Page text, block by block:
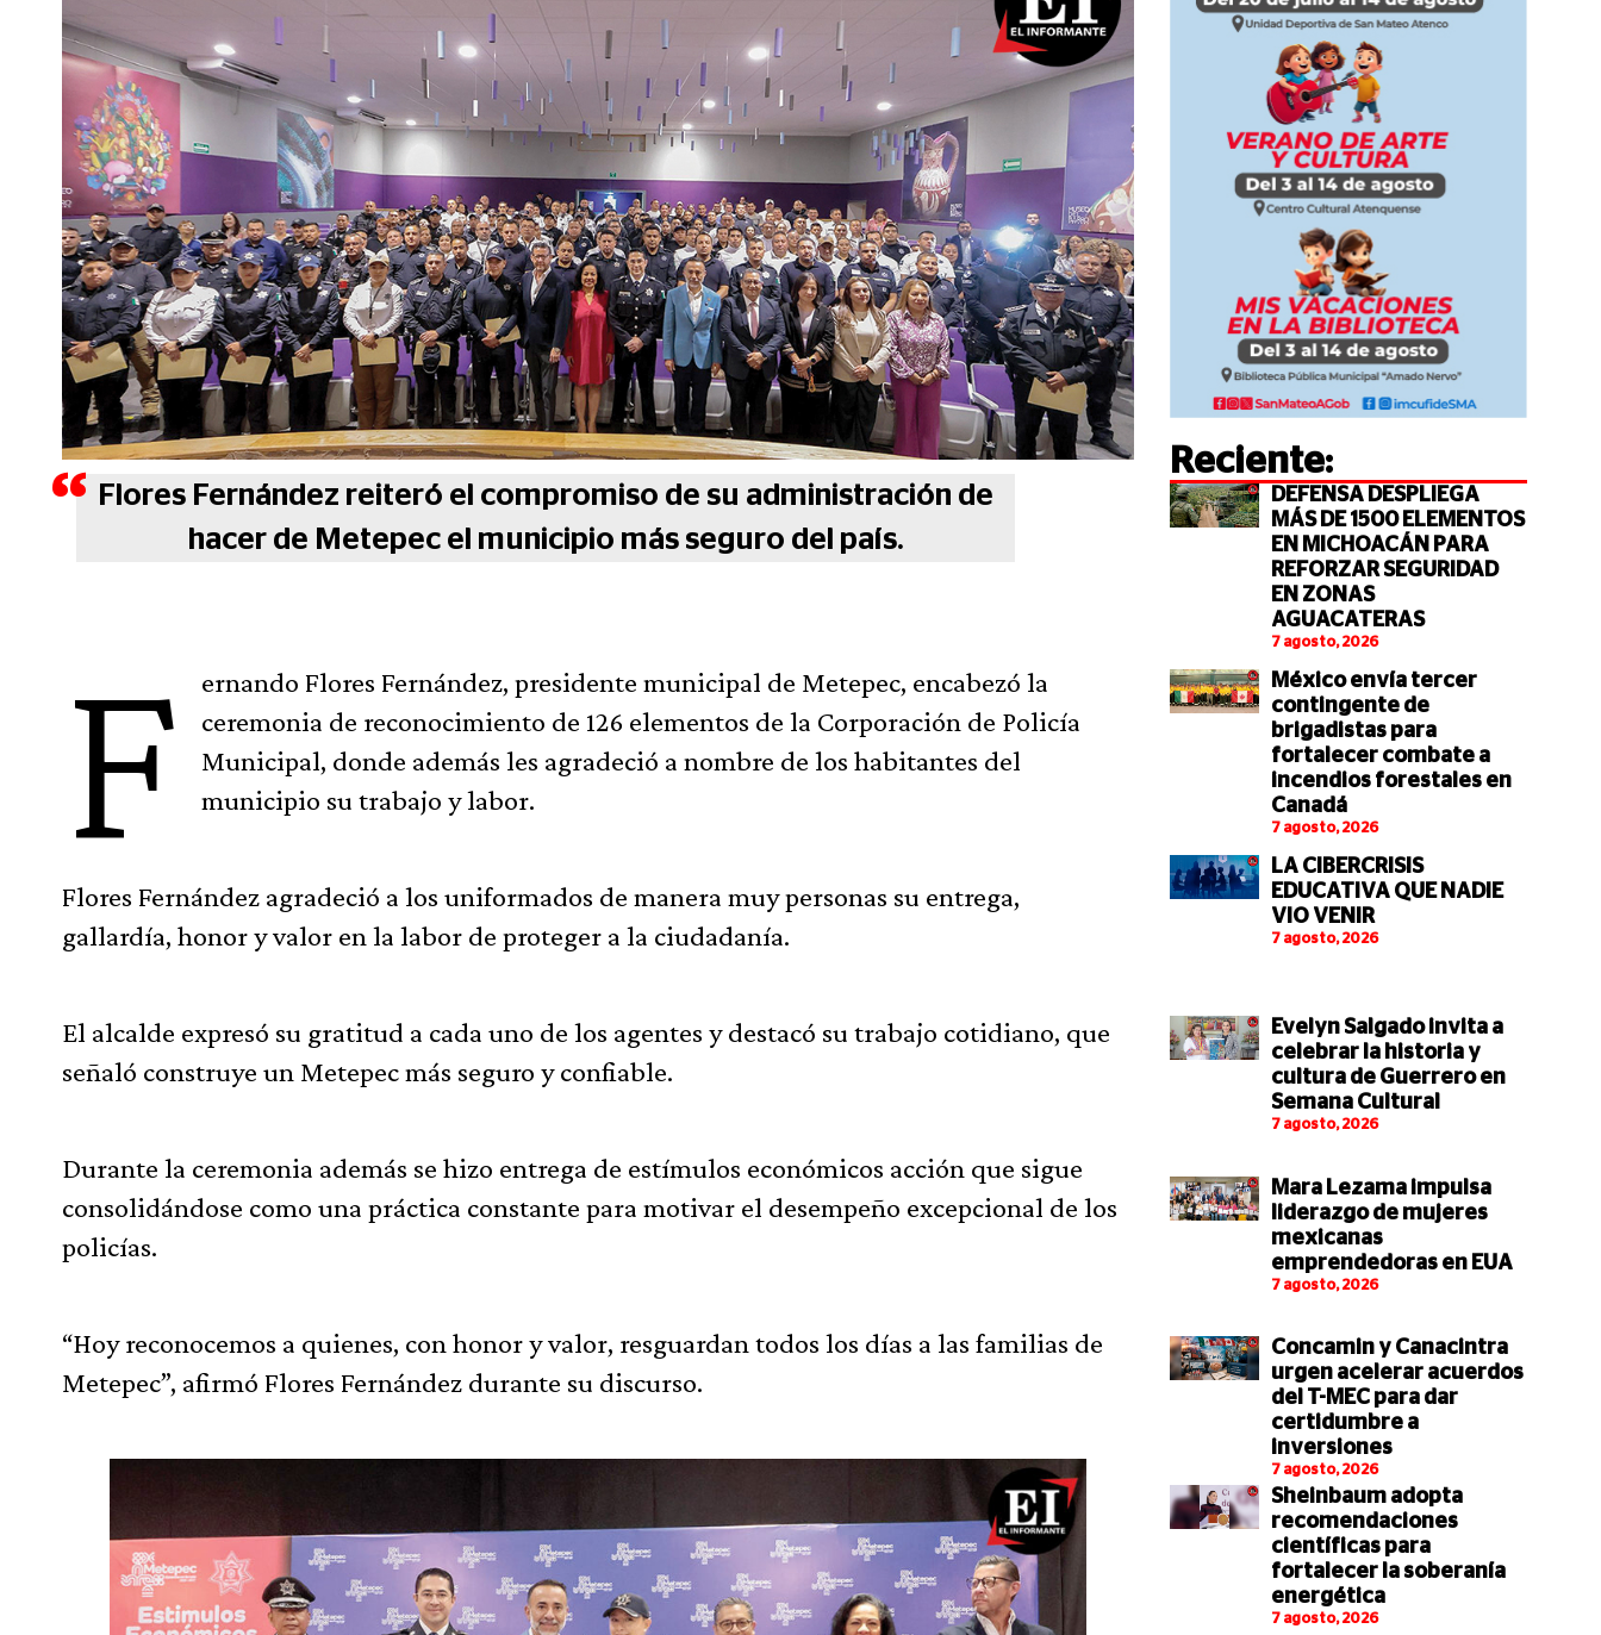
Flores Fernández reiteró el compromiso de su administración de
hacer de Metepec el municipio más seguro del país.
F
ernando Flores Fernández, presidente municipal de Metepec, encabezó la
ceremonia de reconocimiento de 126 elementos de la Corporación de Policía
Municipal, donde además les agradeció a nombre de los habitantes del
municipio su trabajo y labor.
Flores Fernández agradeció a los uniformados de manera muy personas su entrega,
gallardía, honor y valor en la labor de proteger a la ciudadanía.
El alcalde expresó su gratitud a cada uno de los agentes y destacó su trabajo cotidiano, que
señaló construye un Metepec más seguro y confiable.
Durante la ceremonia además se hizo entrega de estímulos económicos acción que sigue
consolidándose como una práctica constante para motivar el desempeño excepcional de los
policías.
“Hoy reconocemos a quienes, con honor y valor, resguardan todos los días a las familias de
Metepec”, afirmó Flores Fernández durante su discurso.
Reciente:
DEFENSA DESPLIEGA
MÁS DE 1500 ELEMENTOS
EN MICHOACÁN PARA
REFORZAR SEGURIDAD
EN ZONAS
AGUACATERAS
7 agosto, 2026
México envía tercer
contingente de
brigadistas para
fortalecer combate a
incendios forestales en
Canadá
7 agosto, 2026
LA CIBERCRISIS
EDUCATIVA QUE NADIE
VIO VENIR
7 agosto, 2026
Evelyn Salgado invita a
celebrar la historia y
cultura de Guerrero en
Semana Cultural
7 agosto, 2026
Mara Lezama impulsa
liderazgo de mujeres
mexicanas
emprendedoras en EUA
7 agosto, 2026
Concamin y Canacintra
urgen acelerar acuerdos
del T-MEC para dar
certidumbre a
inversiones
7 agosto, 2026
Sheinbaum adopta
recomendaciones
científicas para
fortalecer la soberanía
energética
7 agosto, 2026